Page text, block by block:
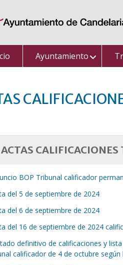
Ayuntamiento
ACTAS
BOP Tribunal calificador
del 5 de septiembre de 2024
del 6 de septiembre de 2024
del 16 de septiembre de 2024
definitivo de calificaciones y
calificador de 4 de octubre según